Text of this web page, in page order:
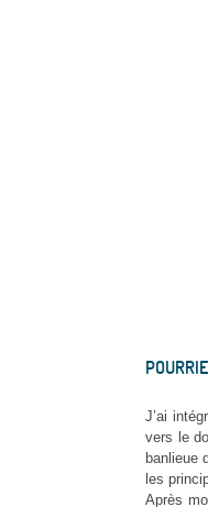
J’ai
vers le
banlieue
les
Après